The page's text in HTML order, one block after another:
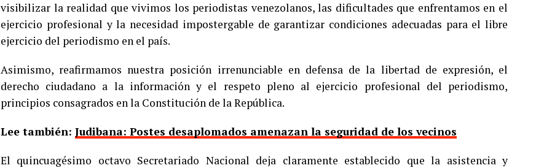
visibilizar la realidad que vivimos los periodistas venezolanos, las dificultades que enfrentamos en el
ejercicio profesional y la necesidad impostergable de garantizar condiciones adecuadas para el libre
ejercicio del periodismo en el país.
Asimismo, reafirmamos nuestra posición irrenunciable en defensa de la libertad de expresión, el
derecho ciudadano a la información y el respeto pleno al ejercicio profesional del periodismo,
principios consagrados en la Constitución de la República.
Lee también: Judibana: Postes desaplomados amenazan la seguridad de los vecinos
El quincuagésimo octavo Secretariado Nacional deja claramente establecido que la asistencia y